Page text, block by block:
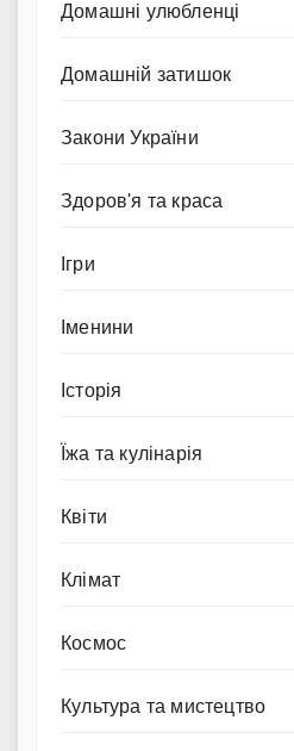
Домашні улюбленці
Домашній затишок
Закони України
Здоров'я та краса
Ігри
Іменини
Історія
Їжа та кулінарія
Квіти
Клімат
Космос
Культура та мистецтво